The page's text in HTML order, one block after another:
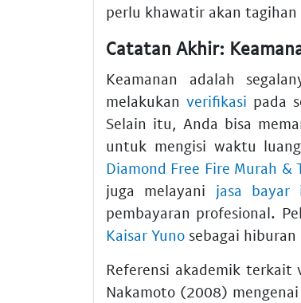
perlu khawatir akan
Catatan Akhir:
Keamanan adalah
melakukanverifikasi pada
Selain itu, Anda bisa
untuk mengisi waktu
Diamond Free Fire Murah &
juga melayani jasa bayar
pembayaran profesional.
Kaisar Yuno sebagai
Referensi akademik
Nakamoto (2008)